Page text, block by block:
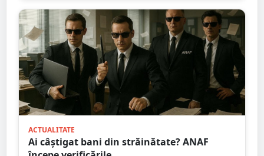
ACTUALITATE
Ai câștigat bani din străinătate? ANAF